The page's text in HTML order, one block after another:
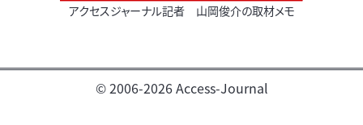
アクセスジャーナル記者 山岡俊介の取材メモ
© 2006-2026 Access-Journal